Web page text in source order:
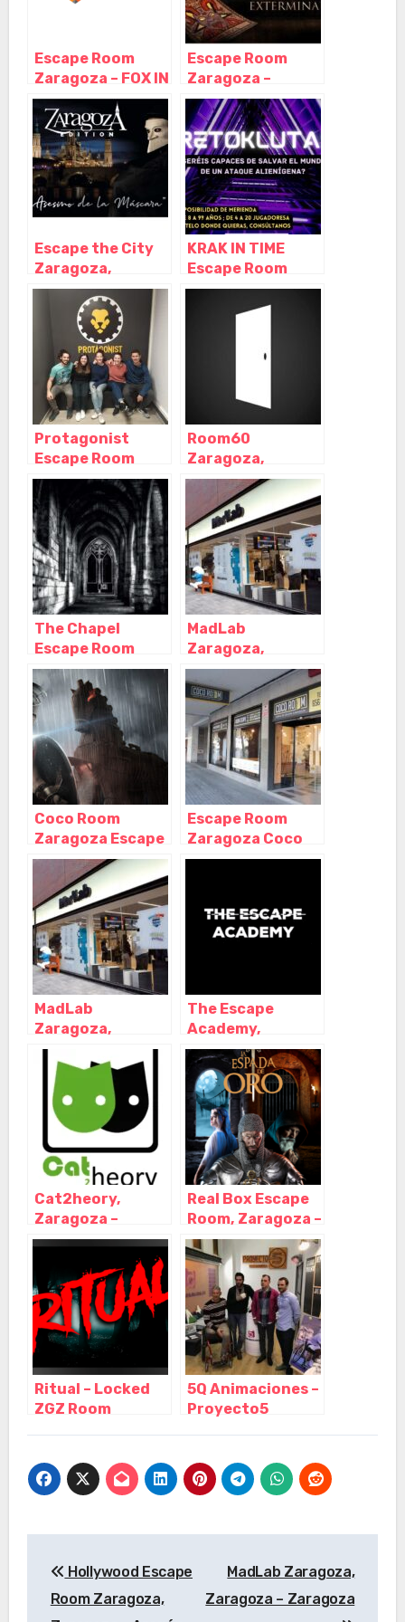
Escape Room
Zaragoza – FOX IN
A BOX, Zaragoza
– Aragón
Escape Room
Zaragoza –
INFRAMUNDO,
Zaragoza –
Aragón
Escape the City
Zaragoza,
Zaragoza –
Aragón
KRAK IN TIME
Escape Room
Center Zaragoza,
Zaragoza –
Protagonist
Escape Room
Zaragoza,
Zaragoza –
Aragón
Room60
Zaragoza,
Zaragoza –
Aragón
The Chapel
Escape Room
Zaragoza,
Zaragoza –
Aragón
MadLab
Zaragoza,
Zaragoza –
Zaragoza
Coco Room
Zaragoza Escape
Room – Antonio
Cánovas,
Zaragoza –
Zaragoza
Escape Room
Zaragoza Coco
Room – Paseo
Zaragoza
MadLab
Zaragoza,
Zaragoza –
Zaragoza
The Escape
Academy,
Zaragoza –
Aragón
Cat2heory,
Zaragoza –
Aragón
Real Box Escape
Room, Zaragoza –
Aragón
Ritual – Locked
ZGZ Room
5Q Animaciones –
Proyecto5
Rioja
de
Hollywood Escape
Room Zaragoza,
MadLab Zaragoza,
Zaragoza – Zaragoza